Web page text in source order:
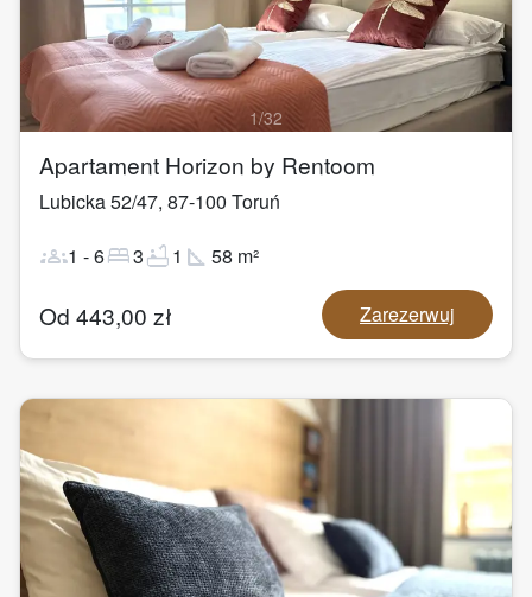
1/32
Apartament Horizon by Rentoom
Lubicka 52/47, 87-100 Toruń
groups1 -6bed3bathtub1 square_foot 58 m²
Od 443,00 zł Zarezerwuj